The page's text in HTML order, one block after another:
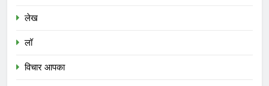
लेख
लॉ
विचार आपका